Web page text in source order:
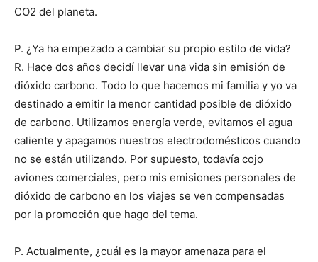
CO2 del planeta.
P. ¿Ya ha empezado a cambiar su propio estilo de vida?
R. Hace dos años decidí llevar una vida sin emisión de
dióxido carbono. Todo lo que hacemos mi familia y yo va
destinado a emitir la menor cantidad posible de dióxido
de carbono. Utilizamos energía verde, evitamos el agua
caliente y apagamos nuestros electrodomésticos cuando
no se están utilizando. Por supuesto, todavía cojo
aviones comerciales, pero mis emisiones personales de
dióxido de carbono en los viajes se ven compensadas
por la promoción que hago del tema.
P. Actualmente, ¿cuál es la mayor amenaza para el